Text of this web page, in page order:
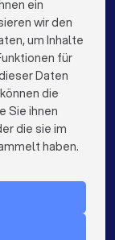
DJs in Bonn
ein
wir den
um Inhalte
für
Daten
die
Sie ihnen
die sie im
haben.